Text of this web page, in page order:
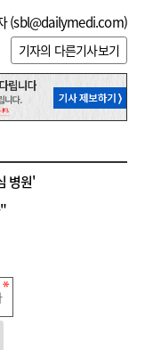
(sbl@dailymedi.com)
기자의 다른기사보기
병원'